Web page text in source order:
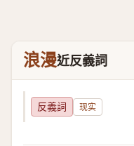
浪漫近反義詞
反義詞 现实